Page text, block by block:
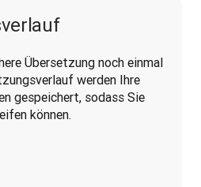
Übersetzung noch einmal
werden Ihre
gespeichert, sodass Sie
können.